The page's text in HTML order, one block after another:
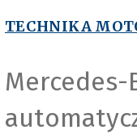
TECHNIKA
Mercedes-